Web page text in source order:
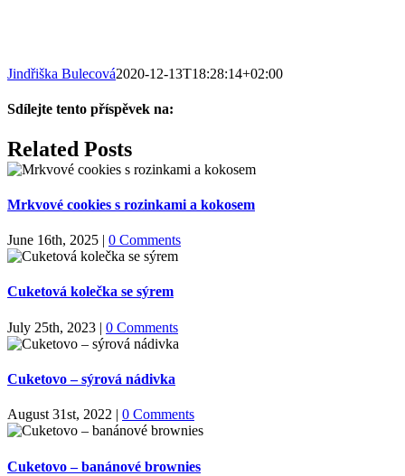
Jindřiška Bulecová2020-12-13T18:28:14+02:00
Sdílejte tento příspěvek na:
Facebook
X
LinkedIn
WhatsApp
Pinterest
Email
Related Posts
Mrkvové cookies s rozinkami a kokosem
June 16th, 2025 | 0 Comments
Cuketová kolečka se sýrem
July 25th, 2023 | 0 Comments
Cuketovo – sýrová nádivka
August 31st, 2022 | 0 Comments
Cuketovo – banánové brownies